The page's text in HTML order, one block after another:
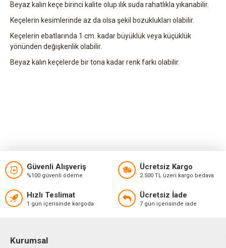
Beyaz kalın keçe birinci kalite olup ılık suda rahatlıkla yıkanabilir.
Keçelerin kesimlerinde az da olsa şekil bozuklukları olabilir.
Keçelerin ebatlarında 1 cm. kadar büyüklük veya küçüklük
yönünden değişkenlik olabilir.
Beyaz kalın keçelerde bir tona kadar renk farkı olabilir.
Güvenli Alışveriş
%100 güvenli ödeme
Ücretsiz Kargo
2.500 TL üzeri kargo bedava
Hızlı Teslimat
1 gün içerisinde kargoda
Ücretsiz İade
7 gün içerisinde iade
Kurumsal